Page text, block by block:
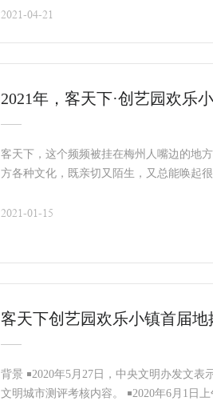
2021-04-21
2021年，客天下·创艺园欢乐
客天下，这个频频被挂在梅州人嘴边的地
方各种文化，既亲切又陌生，又总能唤起
时光，最适合逛逛那些停留在时间里的欢
2021-01-15
客天下创艺园欢乐小镇首届地
背景 ￭2020年5月27日，中央文明办发文
文明城市测评考核内容。 ￭2020年6月1日